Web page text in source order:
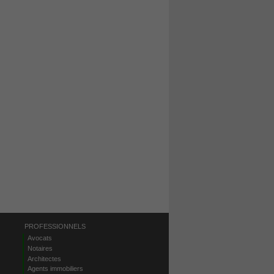
PROFESSIONNELS
Avocats
Notaires
Architectes
Agents immobiliers